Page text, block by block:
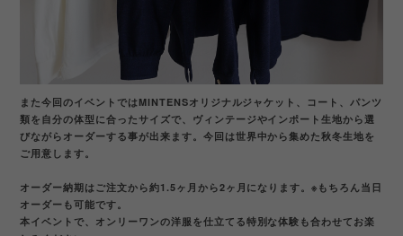
また今回のイベントではMINTENSオリジナルジャケット、コート、パンツ
類を自分の体型に合ったサイズで、ヴィンテージやインポート生地から選
びながらオーダーする事が出来ます。今回は世界中から集めた秋冬生地を
ご用意します。
オーダー納期はご注文から約1.5ヶ月から2ヶ月になります。※もちろん当日
オーダーも可能です。
本イベントで、オンリーワンの洋服を仕立てる特別な体験も合わせてお楽